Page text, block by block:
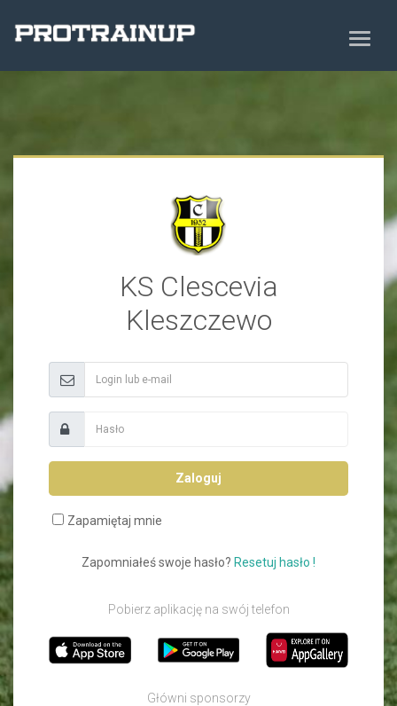
KS Clescevia
Kleszczewo
Zaloguj
Zapamiętaj mnie
Zapomniałeś swoje hasło? Resetuj hasło !
Pobierz aplikację na swój telefon
Główni sponsorzy